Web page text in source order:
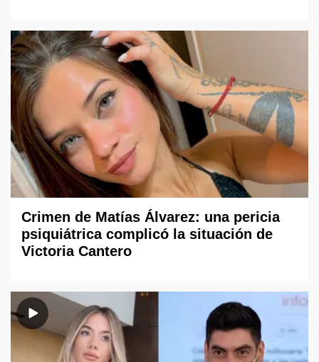
Crimen de Matías Álvarez: una pericia
psiquiátrica complicó la situación de
Victoria Cantero